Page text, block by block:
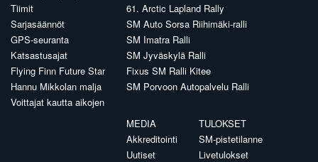
Tiimit
Sarjasäännöt
GPS-seuranta
Katsastusajat
Flying Finn Future Star
Hannu Mikkolan malja
Voittajat kautta aikojen
61. Arctic Lapland Rally
SM Auto Sorsa Riihimäki-ralli
SM Imatra Ralli
SM Jyväskylä Ralli
Fixus SM Ralli Kitee
SM Porvoon Autopalvelu Ralli
MEDIA
Akkreditointi
Uutiset
TULOKSET
SM-pistetilanne
Livetulokset